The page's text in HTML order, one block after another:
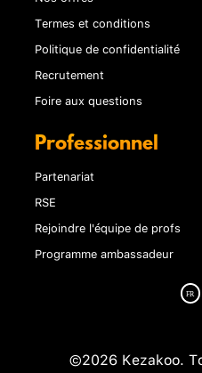
Termes et conditions
Politique de confidentialité
Recrutement
Foire aux questions
Professionnel
Partenariat
RSE
Rejoindre l'équipe de profs
Programme ambassadeur
©2026 Kezakoo.